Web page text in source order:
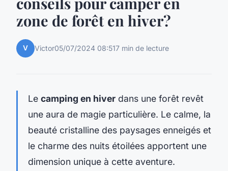
zone de forêt en hiver?
V Victor05/07/2024 08:517 min de lecture
Le camping en hiver dans une forêt revêt
une aura de magie particulière. Le calme, la
beauté cristalline des paysages enneigés et
le charme des nuits étoilées apportent une
dimension unique à cette aventure.